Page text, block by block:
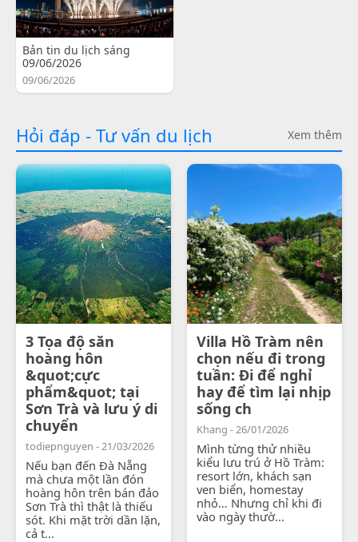
Bản tin du lịch sáng
09/06/2026
09/06/2026
Hỏi đáp - Tư vấn du lịch Xem thêm
3 Tọa độ săn
hoàng hôn
&quot;cực
phẩm&quot; tại
Sơn Trà và lưu ý di
chuyển
todiepnguyen - 21/03/2026
Nếu bạn đến Đà Nẵng
mà chưa một lần đón
hoàng hôn trên bán đảo
Sơn Trà thì thật là thiếu
sót. Khi mặt trời dần lặn,
cả t...
Villa Hồ Tràm nên
chọn nếu đi trong
tuần: Đi để nghỉ
hay để tìm lại nhịp
sống ch
Khang - 26/01/2026
Mình từng thử nhiều
kiểu lưu trú ở Hồ Tràm:
resort lớn, khách sạn
ven biển, homestay
nhỏ… Nhưng chỉ khi đi
vào ngày thườ...